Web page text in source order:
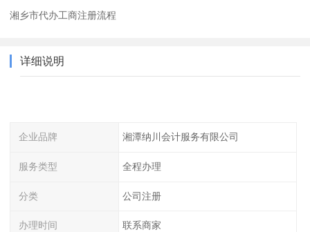
湘乡市代办工商注册流程
详细说明
企业品牌 湘潭纳川会计服务有限公司
服务类型 全程办理
分类 公司注册
办理时间 联系商家